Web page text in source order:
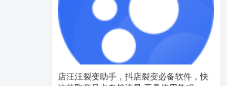
店汪汪裂变助手，抖店裂变必备软件，快